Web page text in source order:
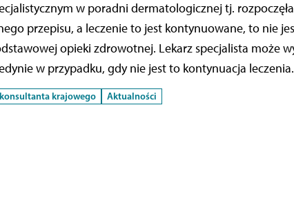
w poradni dermatologicznej tj.
przepisu, a leczenie to jest kontynuowane, to nie
opieki zdrowotnej. Lekarz specjalista może
w przypadku, gdy nie jest to kontynuacja leczenia.
krajowego Aktualności